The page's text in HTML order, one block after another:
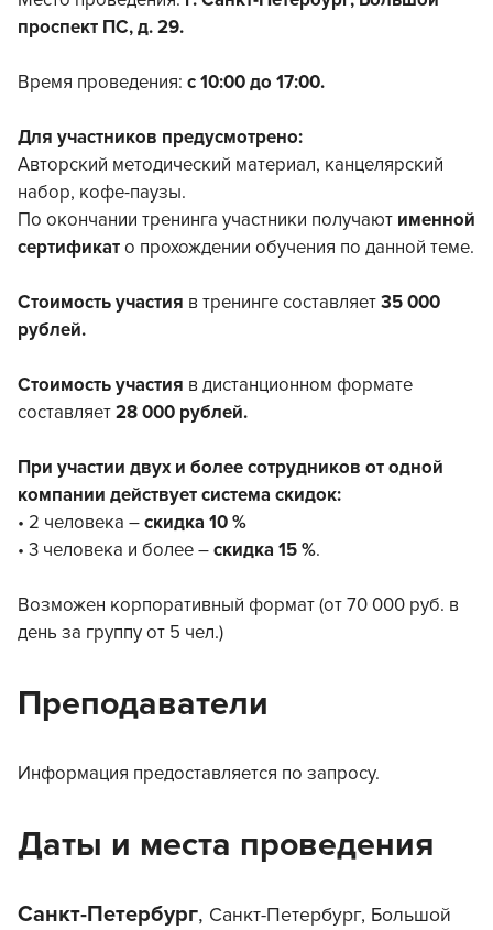
проспект ПС, д. 29.
Время проведения: с 10:00 до 17:00.
Для участников предусмотрено:
Авторский методический материал, канцелярский
набор, кофе-паузы.
По окончании тренинга участники получают именной
сертификат о прохождении обучения по данной теме.
Стоимость участия в тренинге составляет 35 000
рублей.
Стоимость участия в дистанционном формате
составляет 28 000 рублей.
При участии двух и более сотрудников от одной
компании действует система скидок:
• 2 человека – скидка 10 %
• 3 человека и более – скидка 15 %.
Возможен корпоративный формат (от 70 000 руб. в
день за группу от 5 чел.)
Преподаватели
Информация предоставляется по запросу.
Даты и места проведения
Санкт-Петербург, Санкт-Петербург, Большой